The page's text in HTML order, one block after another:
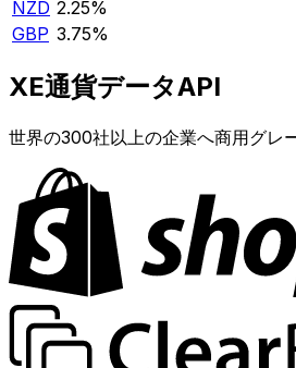
NZD 2.25%
GBP 3.75%
XE通貨データAPI
世界の300社以上の企業へ商用グレ